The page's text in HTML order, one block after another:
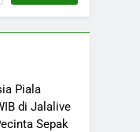
Piala
di Jalalive
Sepak